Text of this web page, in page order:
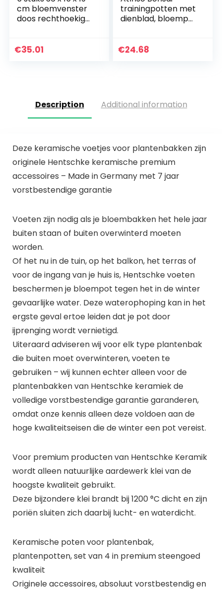
cm bloemvenster
doos rechthoekige
tuinbloemplantenp
€35.01
trainingpotten met
dienblad, bloempot
vetplanten,
€24.68
Description Additional information
Deze keramische voetjes voor plantenbakken zijn
originele Hentschke keramische premium
accessoires – Made in Germany met 7 jaar
vorstbestendige garantie
Voeten zijn nodig als je bloembakken het hele jaar
buiten staan of buiten overwinterd moeten
worden.
Of het nu in de tuin, op het balkon, het terras of
voor de ingang van je huis is, Hentschke voeten
beschermen je bloempot tegen het in de winter
gevaarlijke water. Deze waterophoping kan in het
ergste geval ertoe leiden dat je pot door
ijprenging wordt vernietigd.
Uiteraard adviseren wij voor elk type plantenbak
die buiten moet overwinteren, voeten te
gebruiken – wij kunnen echter alleen voor de
plantenbakken van Hentschke keramiek de
volledige vorstbestendige garantie garanderen,
omdat onze kennis alleen deze voldoen aan de
hoge kwaliteitseisen die de winter een pot vereist.
Voor premium producten van Hentschke Keramik
wordt alleen natuurlijke aardewerk klei van de
hoogste kwaliteit gebruikt.
Deze bijzondere klei brandt bij 1200 °C dicht en zijn
poriën sluiten zich daarbij lucht- en waterdicht.
Keramische poten voor plantenbak,
plantenpotten, set van 4 in premium steengoed
kwaliteit
Originele accessoires, absoluut vorstbestendig en